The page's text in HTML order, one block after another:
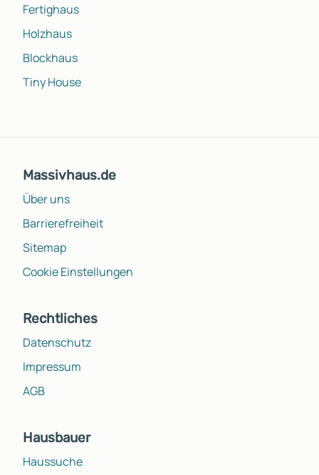
Fertighaus
Holzhaus
Blockhaus
Tiny House
Massivhaus.de
Über uns
Barrierefreiheit
Sitemap
Cookie Einstellungen
Rechtliches
Datenschutz
Impressum
AGB
Hausbauer
Haussuche